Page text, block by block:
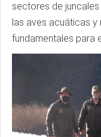
sectores de
las aves acuáticas
fundamentales para